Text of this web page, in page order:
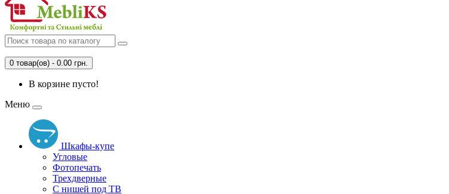
0 товар(ов) - 0.00 грн.
В корзине пусто!
Меню
Шкафы-купе
Угловые
Фотопечать
Трехдверные
С нишей под ТВ